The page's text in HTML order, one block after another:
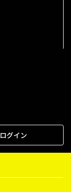
ログイン